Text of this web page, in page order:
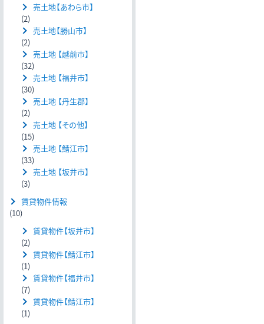
売土地【あわら市】
(2)
売土地【勝山市】
(2)
売土地 【越前市】
(32)
売土地 【福井市】
(30)
売土地 【丹生郡】
(2)
売土地 【その他】
(15)
売土地 【鯖江市】
(33)
売土地 【坂井市】
(3)
賃貸物件情報
(10)
賃貸物件【坂井市】
(2)
賃貸物件【鯖江市】
(1)
賃貸物件【福井市】
(7)
賃貸物件【鯖江市】
(1)